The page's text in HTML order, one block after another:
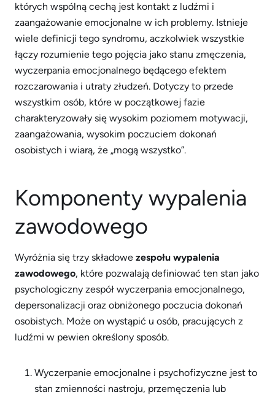
których wspólną cechą jest kontakt z ludźmi i
zaangażowanie emocjonalne w ich problemy. Istnieje
wiele definicji tego syndromu, aczkolwiek wszystkie
łączy rozumienie tego pojęcia jako stanu zmęczenia,
wyczerpania emocjonalnego będącego efektem
rozczarowania i utraty złudzeń. Dotyczy to przede
wszystkim osób, które w początkowej fazie
charakteryzowały się wysokim poziomem motywacji,
zaangażowania, wysokim poczuciem dokonań
osobistych i wiarą, że „mogą wszystko”.
Komponenty wypalenia
zawodowego
Wyróżnia się trzy składowe zespołu wypalenia
zawodowego, które pozwalają definiować ten stan jako
psychologiczny zespół wyczerpania emocjonalnego,
depersonalizacji oraz obniżonego poczucia dokonań
osobistych. Może on wystąpić u osób, pracujących z
ludźmi w pewien określony sposób.
Wyczerpanie emocjonalne i psychofizyczne jest to
stan zmienności nastroju, przemęczenia lub